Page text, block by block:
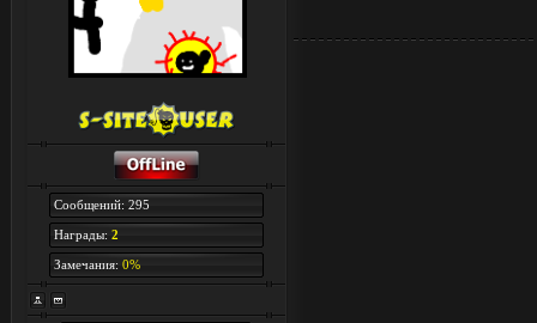
Сообщений: 295
Награды: 2
Замечания: 0%